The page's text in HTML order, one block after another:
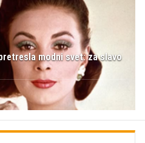
modni svet: za slavo